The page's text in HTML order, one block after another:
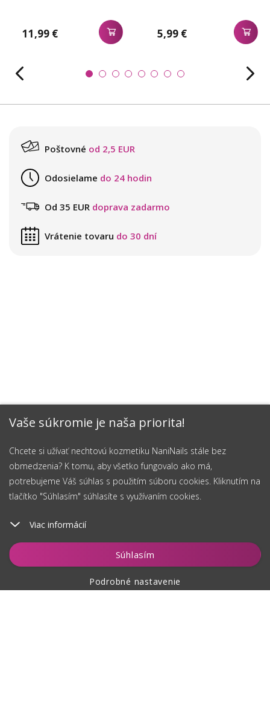
Vaše súkromie je naša priorita!
Chcete si užívať nechtovú kozmetiku NaniNails stále bez
obmedzenia? K tomu, aby všetko fungovalo ako má,
potrebujeme Váš súhlas s použitím súboru cookies. Kliknutím na
tlačítko "Súhlasím" súhlasíte s využívaním cookies.
Viac informácií
Súhlasím
Podrobné nastavenie
Vložiť do košíka
11,99 € 5,99 €
Poštovné od 2,5 EUR
Odosielame do 24 hodin
Od 35 EUR doprava zadarmo
Vrátenie tovaru do 30 dní